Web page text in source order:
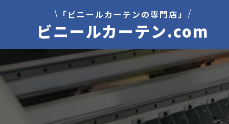
「ビニールカーテンの専門店」
ビニールカーテン.com